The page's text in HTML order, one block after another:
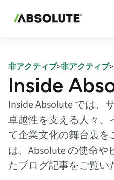
非アクティブ>非アクティブ>
Inside
Inside Absolute では、
卓越性を支える人々、
て企業文化の舞台裏
は、Absolute の使命
たブログ記事をご覧い